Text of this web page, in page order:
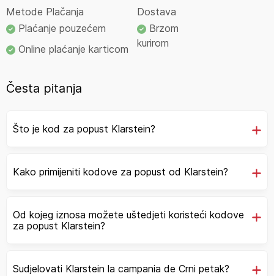
Metode Plačanja
Plaćanje pouzećem
Online plaćanje karticom
Dostava
Brzom
kurirom
Česta pitanja
Što je kod za popust Klarstein?
Kako primijeniti kodove za popust od Klarstein?
Od kojeg iznosa možete uštedjeti koristeći kodove
za popust Klarstein?
Sudjelovati Klarstein la campania de Crni petak?